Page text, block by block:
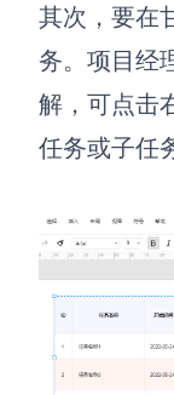
其次，要在
务。项目经
解，可点击
任务或子任